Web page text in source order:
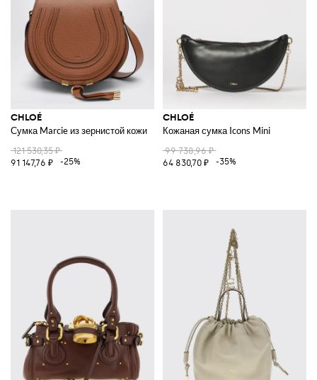
CHLOÉ
Сумка Marcie из зернистой кожи
121 530,35 ₽
91 147,76 ₽
-25%
CHLOÉ
Кожаная сумка Icons Mini
99 738,96 ₽
64 830,70 ₽
-35%